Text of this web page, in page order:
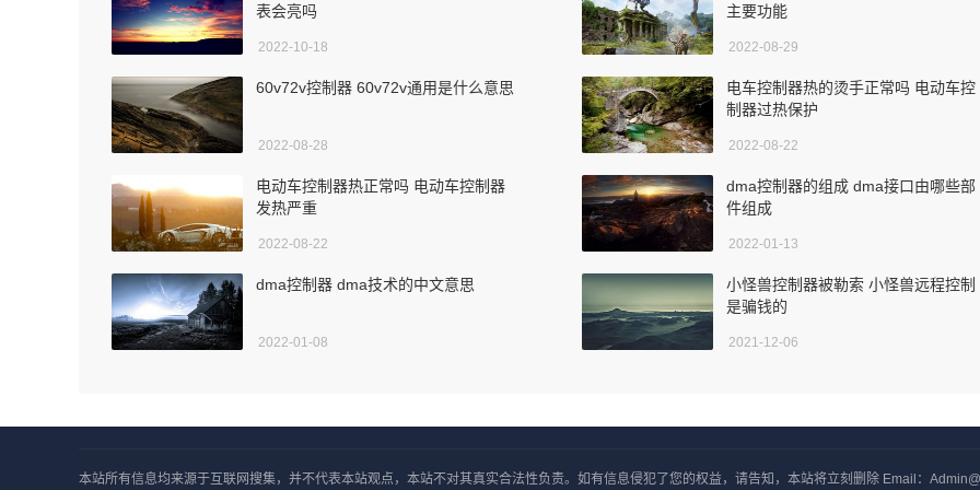
表会亮吗
2022-10-18
主要功能
2022-08-29
60v72v控制器 60v72v通用是什么意思
2022-08-28
电车控制器热的烫手正常吗 电动车控
制器过热保护
2022-08-22
电动车控制器热正常吗 电动车控制器
发热严重
2022-08-22
dma控制器的组成 dma接口由哪些部
件组成
2022-01-13
dma控制器 dma技术的中文意思
2022-01-08
小怪兽控制器被勒索 小怪兽远程控制
是骗钱的
2021-12-06
本站所有信息均来源于互联网搜集，并不代表本站观点，本站不对其真实合法性负责。如有信息侵犯了您的权益，请告知，本站将立刻删除 Email：